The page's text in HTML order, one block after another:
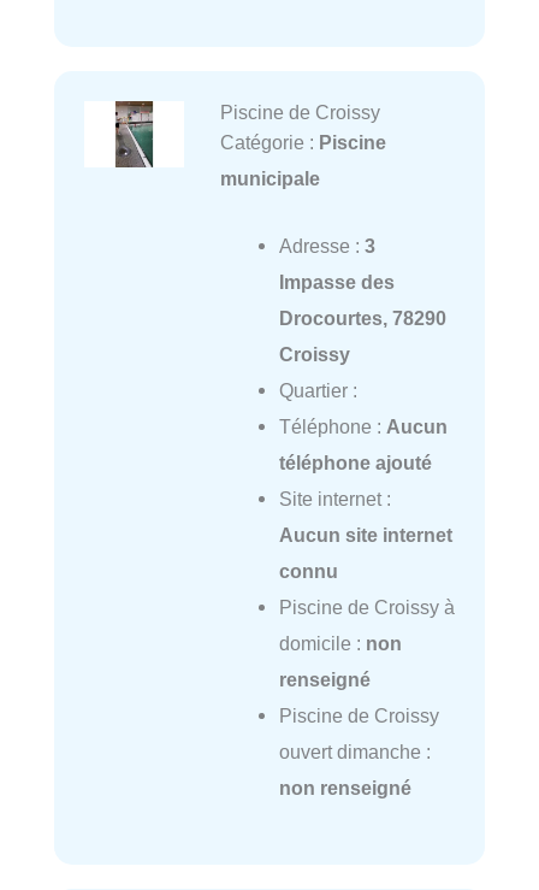
Piscine de Croissy
Catégorie : Piscine
municipale
Adresse : 3
Impasse des
Drocourtes, 78290
Croissy
Quartier :
Téléphone : Aucun
téléphone ajouté
Site internet :
Aucun site internet
connu
Piscine de Croissy à
domicile : non
renseigné
Piscine de Croissy
ouvert dimanche :
non renseigné